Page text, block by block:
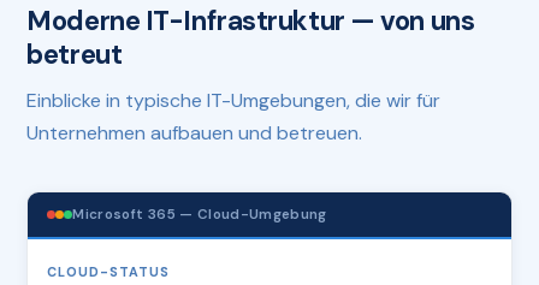
Moderne IT-Infrastruktur — von uns
betreut
Einblicke in typische IT-Umgebungen, die wir für
Unternehmen aufbauen und betreuen.
Microsoft 365 — Cloud-Umgebung
CLOUD-STATUS